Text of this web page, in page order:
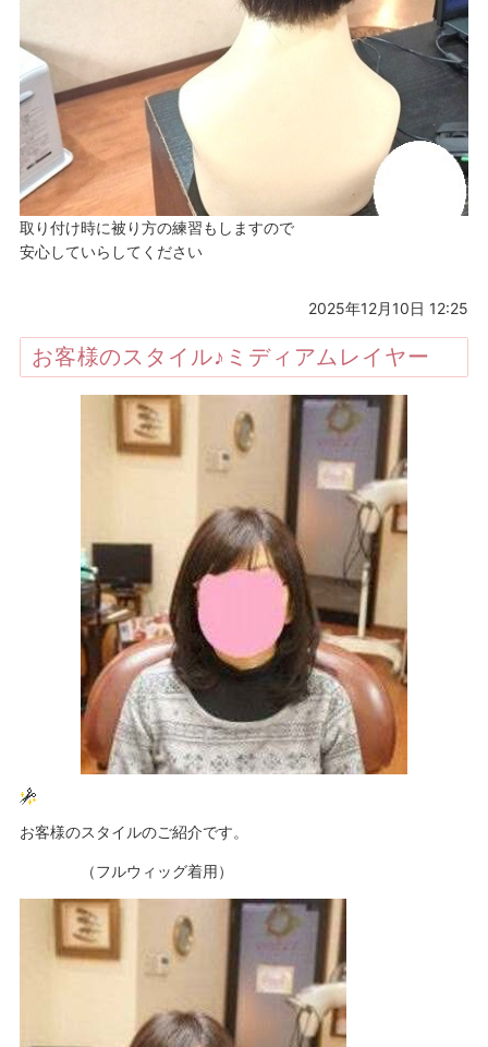
取り付け時に被り方の練習もしますので
安心していらしてください
2025年12月10日 12:25
お客様のスタイル♪ミディアムレイヤー
お客様のスタイルのご紹介です。
（フルウィッグ着用）